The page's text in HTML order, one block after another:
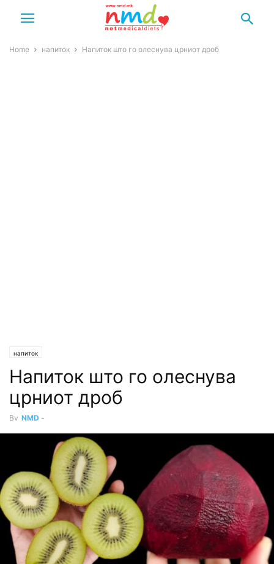
Home напиток Напиток што го олеснува црниот дроб
напиток
Напиток што го олеснува
црниот дроб
By NMD -